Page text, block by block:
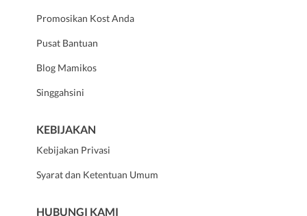
Promosikan Kost Anda
Pusat Bantuan
Blog Mamikos
Singgahsini
KEBIJAKAN
Kebijakan Privasi
Syarat dan Ketentuan Umum
HUBUNGI KAMI